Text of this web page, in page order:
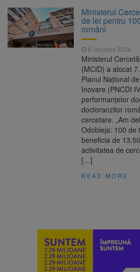
propriul record mondial. Betty
zburat din nou pe aripa unui avion
9 august 2026
Avocații fraților
Tristan Tate cer eliberarea lor pe
Se schimbă
medic specialist. Subiecte unice în
aceeași oră și același barem
Se schimbă regulile
capsulele de cafea și ambalajele de
folosință. Noul regulament UE se
Ministerul
de lei pentru
români
8 ianuarie 2024
Ministerul
(MCID) a alocat
Planul Național
Inovare (PNCDI
performanțelor
doctoranzilor
cercetare. „Am
Odobleja: 100 de
beneficia de
activitatea de
[…]
READ MORE